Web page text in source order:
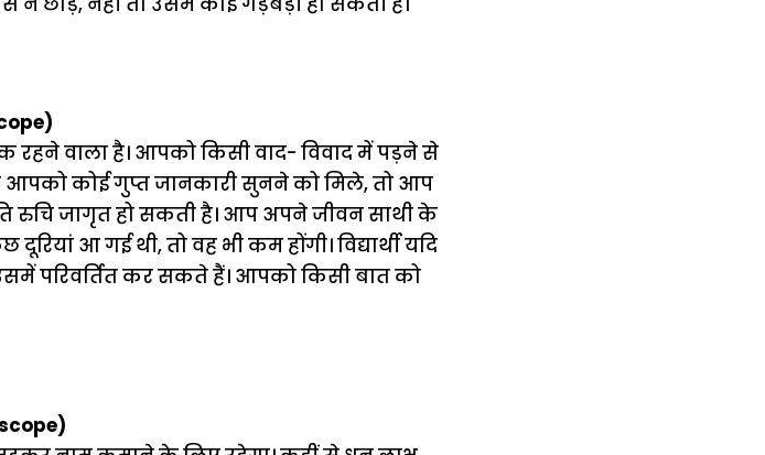
वाला है। आपको किसी वाद- विवाद में पड़ने से
आपको कोई गुप्त जानकारी सुनने को मिले, तो आप
जागृत हो सकती है। आप अपने जीवन साथी के
आ गई थी, तो वह भी कम होंगी। विद्यार्थी यदि
परिवर्तित कर सकते हैं। आपको किसी बात को